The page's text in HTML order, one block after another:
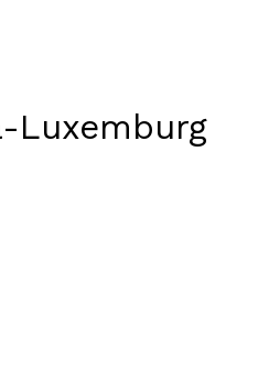
Luxemburg